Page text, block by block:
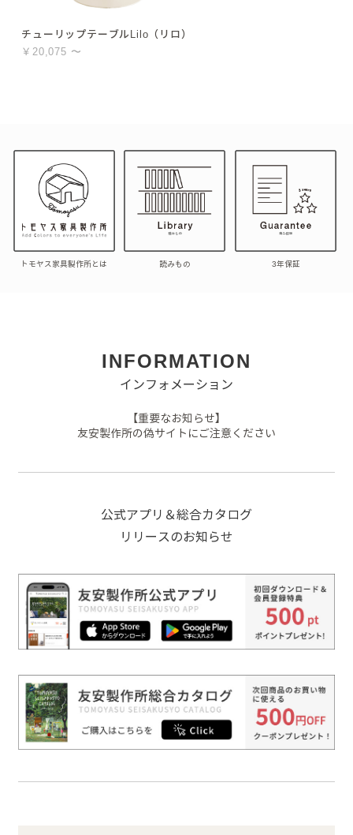
チューリップテーブルLilo（リロ） 組立品 クリーム
￥20,075 〜
トモヤス家具製作所とは 読みもの 3年保証
INFORMATION
インフォメーション
【重要なお知らせ】
友安製作所の偽サイトにご注意ください
公式アプリ＆総合カタログ
リリースのお知らせ